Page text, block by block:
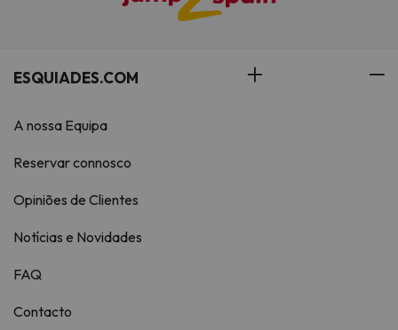
ESQUIADES.COM
A nossa Equipa
Reservar connosco
Opiniões de Clientes
Notícias e Novidades
FAQ
Contacto